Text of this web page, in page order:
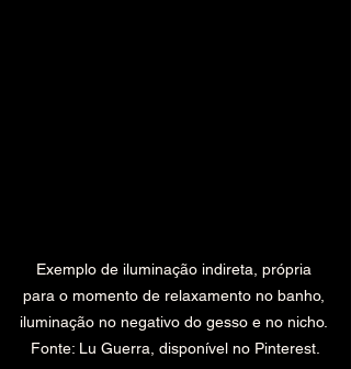
Exemplo de iluminação indireta, própria
para o momento de relaxamento no banho,
iluminação no negativo do gesso e no nicho.
Fonte: Lu Guerra, disponível no Pinterest.